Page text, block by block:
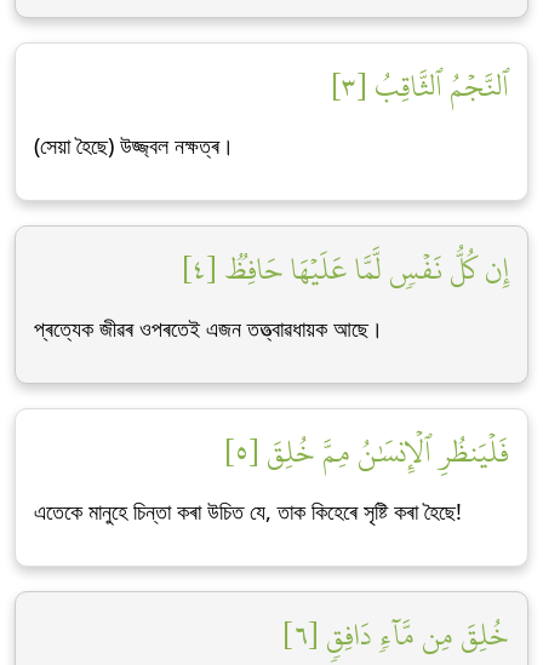
ٱلنَّجۡمُ ٱلثَّاقِبُ [٣]
(সেয়া হৈছে) উজ্জ্বল নক্ষত্ৰ।
إِن كُلُّ نَفۡسٖ لَّمَّا عَلَيۡهَا حَافِظٞ [٤]
প্ৰত্যেক জীৱৰ ওপৰতেই এজন তত্ত্বাৱধায়ক আছে।
فَلۡيَنظُرِ ٱلۡإِنسَٰنُ مِمَّ خُلِقَ [٥]
এতেকে মানুহে চিন্তা কৰা উচিত যে, তাক কিহেৰে সৃষ্টি কৰা হৈছে!
خُلِقَ مِن مَّآءٖ دَافِقٖ [٦]